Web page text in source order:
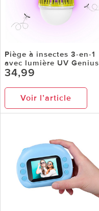
Piège à insectes 3-en-1
avec lumière UV Genius
34,99
Voir l’article